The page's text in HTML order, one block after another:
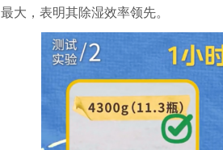
最大，表明其除湿效率领先。